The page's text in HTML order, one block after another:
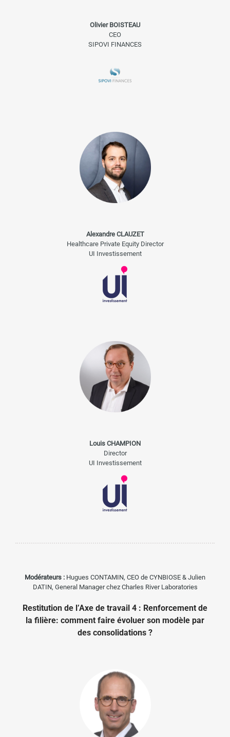
Olivier BOISTEAU
CEO
SIPOVI FINANCES
Alexandre CLAUZET
Healthcare Private Equity Director
UI Investissement
Louis CHAMPION
Director
UI Investissement
Modérateurs : Hugues CONTAMIN, CEO de CYNBIOSE & Julien
DATIN, General Manager chez Charles River Laboratories
Restitution de l’Axe de travail 4 : Renforcement de
la filière: comment faire évoluer son modèle par
des consolidations ?